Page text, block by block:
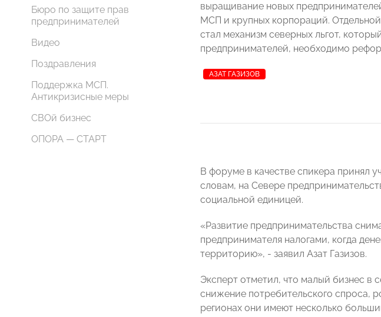
Бюро по защите прав
предпринимателей
Видео
Поздравления
Поддержка МСП.
Антикризисные меры
СВОй бизнес
ОПОРА — СТАРТ
выращивание новых
МСП и крупных корпораций.
стал механизм северных льгот,
предпринимателей, необходимо
АЗАТ ГАЗИЗОВ
В форуме в качестве спикера
словам, на Севере
социальной единицей.
«Развитие предпринимательства
предпринимателя налогами, когда
территорию», - заявил Азат Газизов.
Эксперт отметил, что малый бизнес в
снижение потребительского спроса,
регионах они имеют несколько